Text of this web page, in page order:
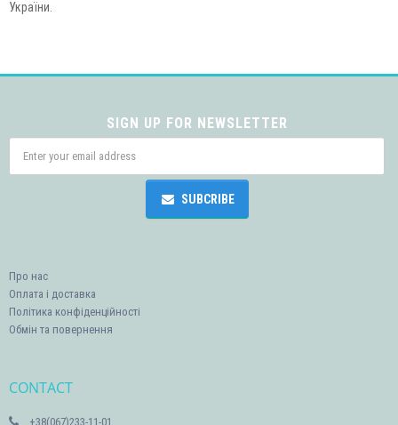
України.
SIGN UP FOR NEWSLETTER
SUBCRIBE
Про нас
Оплата і доставка
Політика конфіденційності
Обмін та повернення
CONTACT
+38(067)233-11-01